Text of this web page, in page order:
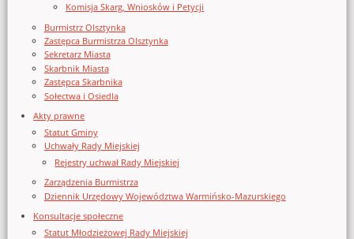
Komisja Skarg, Wniosków i Petycji
Burmistrz Olsztynka
Zastępca Burmistrza Olsztynka
Sekretarz Miasta
Skarbnik Miasta
Zastępca Skarbnika
Sołectwa i Osiedla
Akty prawne
Statut Gminy
Uchwały Rady Miejskiej
Rejestry uchwał Rady Miejskiej
Zarządzenia Burmistrza
Dziennik Urzędowy Województwa Warmińsko-Mazurskiego
Konsultacje społeczne
Statut Młodzieżowej Rady Miejskiej